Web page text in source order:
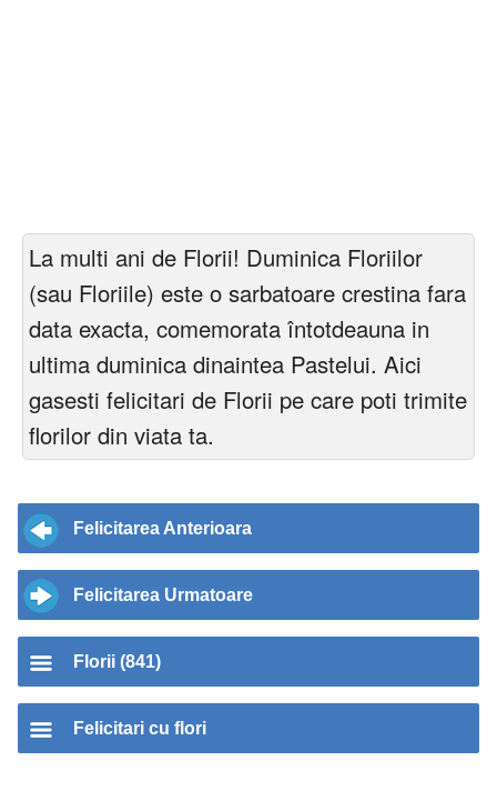
La multi ani de Florii! Duminica Floriilor
(sau Floriile) este o sarbatoare crestina fara
data exacta, comemorata întotdeauna in
ultima duminica dinaintea Pastelui. Aici
gasesti felicitari de Florii pe care poti trimite
florilor din viata ta.
Felicitarea Anterioara
Felicitarea Urmatoare
Florii (841)
Felicitari cu flori